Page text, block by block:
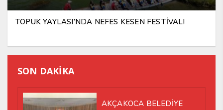
TOPUK YAYLASI’NDA NEFES KESEN FESTİVAL!
SON DAKİKA
AKÇAKOCA BELEDİYE